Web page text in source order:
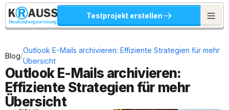
Neukundengewinnung
Testprojekt erstellen
Blog/
Outlook E-Mails archivieren: Effiziente Strategien für mehr
Übersicht
Outlook E-Mails archivieren:
Effiziente Strategien für mehr
Übersicht